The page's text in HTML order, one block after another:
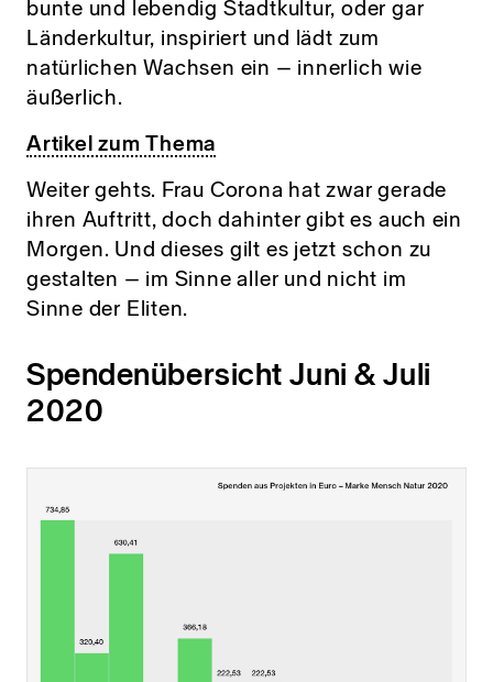
bunte und lebendig Stadtkultur, oder gar
Länderkultur, inspiriert und lädt zum
natürlichen Wachsen ein – innerlich wie
äußerlich.
Artikel zum Thema
Weiter gehts. Frau Corona hat zwar gerade
ihren Auftritt, doch dahinter gibt es auch ein
Morgen. Und dieses gilt es jetzt schon zu
gestalten – im Sinne aller und nicht im
Sinne der Eliten.
Spendenübersicht Juni & Juli
2020